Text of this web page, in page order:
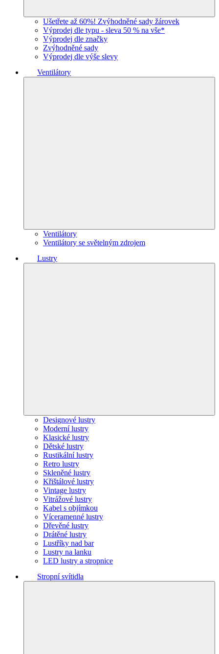
Ušetřete až 60%! Zvýhodněné sady žárovek
Výprodej dle typu - sleva 50 % na vše*
Výprodej dle značky
Zvýhodněné sady
Výprodej dle výše slevy
Ventilátory
Ventilátory
Ventilátory se světelným zdrojem
Lustry
Designové lustry
Moderní lustry
Klasické lustry
Dětské lustry
Rustikální lustry
Retro lustry
Skleněné lustry
Křištálové lustry
Vintage lustry
Vitrážové lustry
Kabel s objímkou
Víceramenné lustry
Dřevěné lustry
Drátěné lustry
Lustříky nad bar
Lustry na lanku
LED lustry a stropnice
Stropní svítidla